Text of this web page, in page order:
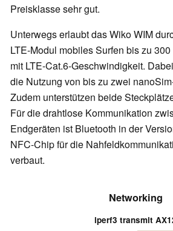
Preisklasse sehr gut.
Unterwegs erlaubt das Wiko WIM
LTE-Modul mobiles Surfen bis zu
mit LTE-Cat.6-Geschwindigkeit.
die Nutzung von bis zu zwei
Zudem unterstützen beide
Für die drahtlose Kommunikation
Endgeräten ist Bluetooth in der
NFC-Chip für die
verbaut.
Networking
iperf3 transmit